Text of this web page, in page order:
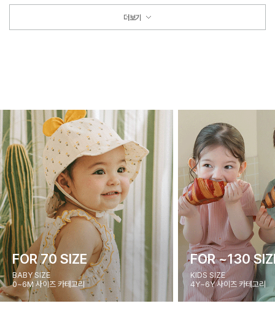
더보기
FOR 70 SIZE
BABY SIZE
0~6M 사이즈 카테고리
FOR ~130
KIDS SIZE
4Y~6Y 사이즈 카테고리